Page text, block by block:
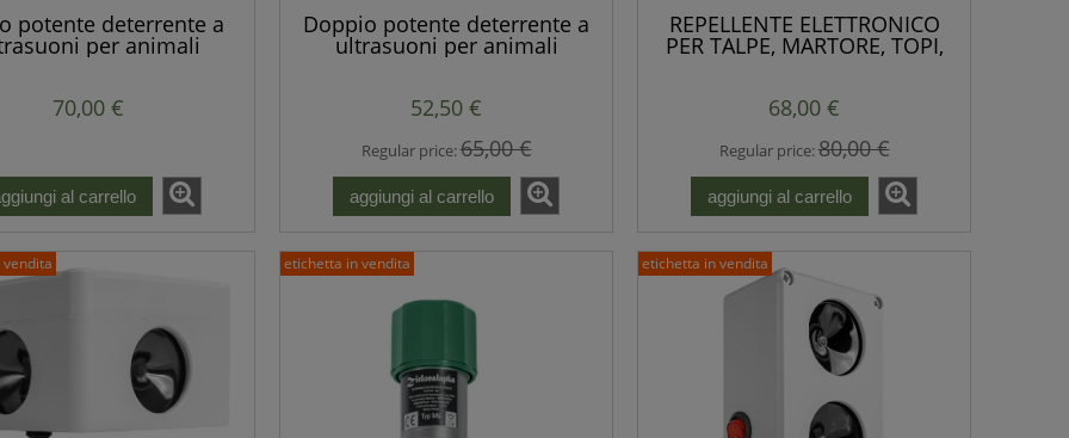
potente deterrente a
per animali
come martore, volpi,
70,00 €
al carrello
Doppio potente deterrente a
ultrasuoni per animali
selvatici come martore, volpi,
52,50 €
Regular price:65,00 €
aggiungi al carrello
REPELLENTE ELETTRONICO
PER TALPE, MARTORE, TOPI,
68,00 €
Regular price:80,00 €
aggiungi al carrello
etichetta in vendita etichetta in vendita